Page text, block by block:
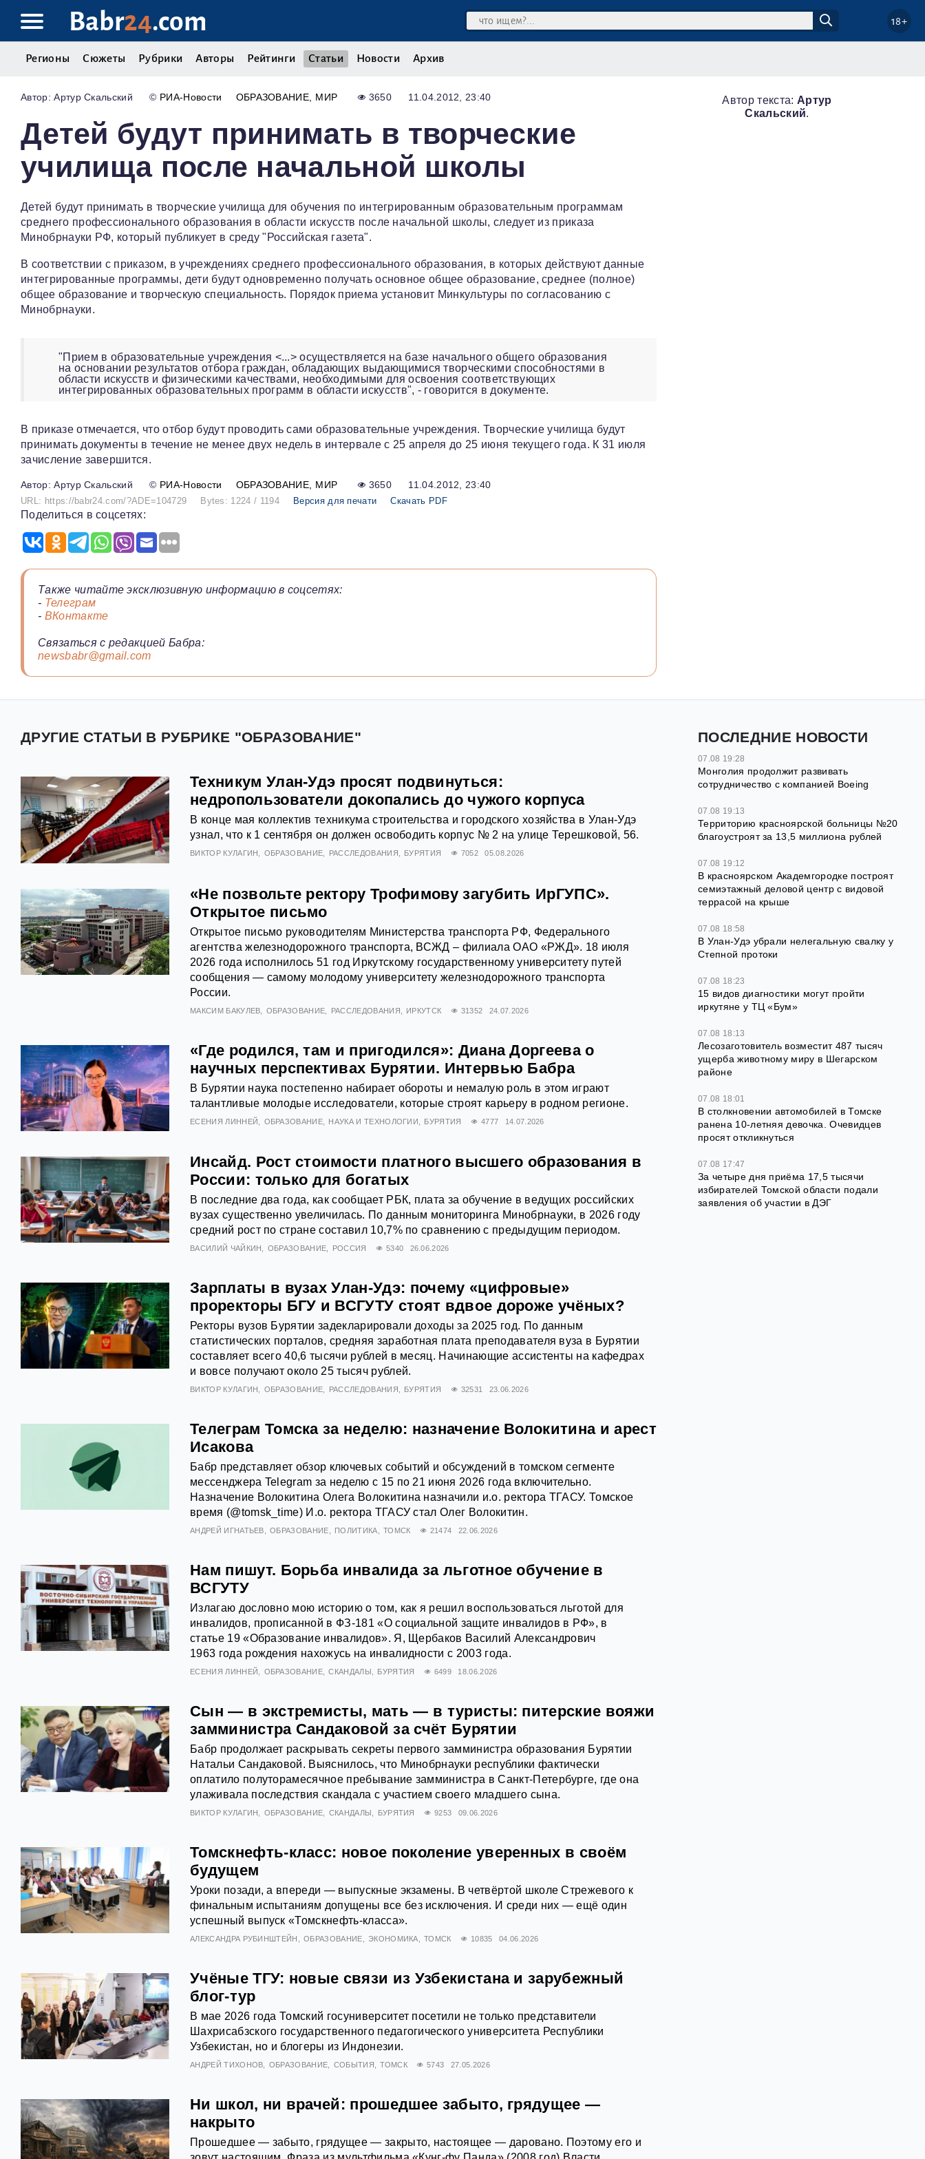
Babr24.com 18+
Регионы Сюжеты Рубрики Авторы Рейтинги Статьи Новости Архив
Артур Скальский © РИА-Новости ОБРАЗОВАНИЕ МИР 3650 11.04.2012, 23:40
Детей будут принимать в творческие
училища после начальной школы
Детей будут принимать в творческие училища для обучения по интегрированным образовательным программам
среднего профессионального образования в области искусств после начальной школы, следует из приказа
Минобрнауки РФ, который публикует в среду "Российская газета".
В соответствии с приказом, в учреждениях среднего профессионального образования, в которых действуют данные
интегрированные программы, дети будут одновременно получать основное общее образование, среднее (полное)
общее образование и творческую специальность. Порядок приема установит Минкультуры по согласованию с
Минобрнауки.
"Прием в образовательные учреждения <...> осуществляется на базе начального общего образования
на основании результатов отбора граждан, обладающих выдающимися творческими способностями в
области искусств и физическими качествами, необходимыми для освоения соответствующих
интегрированных образовательных программ в области искусств", - говорится в документе.
В приказе отмечается, что отбор будут проводить сами образовательные учреждения. Творческие училища будут
принимать документы в течение не менее двух недель в интервале с 25 апреля до 25 июня текущего года. К 31 июля
зачисление завершится.
Артур Скальский © РИА-Новости ОБРАЗОВАНИЕ МИР 3650 11.04.2012, 23:40
URL: https://babr24.com/?ADE=104729 Bytes: 1224 / 1194 Версия для печати Скачать PDF
Поделиться в соцсетях:
Также читайте эксклюзивную информацию в соцсетях:
- Телеграм
- ВКонтакте
Связаться с редакцией Бабра:
newsbabr@gmail.com
Автор текста: Артур
Скальский.
ДРУГИЕ СТАТЬИ В РУБРИКЕ "ОБРАЗОВАНИЕ"
Техникум Улан-Удэ просят подвинуться:
недропользователи докопались до чужого корпуса
В конце мая коллектив техникума строительства и городского хозяйства в Улан-Удэ
узнал, что к 1 сентября он должен освободить корпус № 2 на улице Терешковой, 56.
ВИКТОР КУЛАГИН ОБРАЗОВАНИЕ РАССЛЕДОВАНИЯ БУРЯТИЯ 7052 05.08.2026
«Не позвольте ректору Трофимову загубить ИрГУПС».
Открытое письмо
Открытое письмо руководителям Министерства транспорта РФ, Федерального
агентства железнодорожного транспорта, ВСЖД – филиала ОАО «РЖД». 18 июля
2026 года исполнилось 51 год Иркутскому государственному университету путей
сообщения — самому молодому университету железнодорожного транспорта
России.
МАКСИМ БАКУЛЕВ ОБРАЗОВАНИЕ РАССЛЕДОВАНИЯ ИРКУТСК 31352 24.07.2026
«Где родился, там и пригодился»: Диана Доргеева о
научных перспективах Бурятии. Интервью Бабра
В Бурятии наука постепенно набирает обороты и немалую роль в этом играют
талантливые молодые исследователи, которые строят карьеру в родном регионе.
ЕСЕНИЯ ЛИННЕЙ ОБРАЗОВАНИЕ НАУКА И ТЕХНОЛОГИИ БУРЯТИЯ 4777 14.07.2026
Инсайд. Рост стоимости платного высшего образования в
России: только для богатых
В последние два года, как сообщает РБК, плата за обучение в ведущих российских
вузах существенно увеличилась. По данным мониторинга Минобрнауки, в 2026 году
средний рост по стране составил 10,7% по сравнению с предыдущим периодом.
ВАСИЛИЙ ЧАЙКИН ОБРАЗОВАНИЕ РОССИЯ 5340 26.06.2026
Зарплаты в вузах Улан-Удэ: почему «цифровые»
проректоры БГУ и ВСГУТУ стоят вдвое дороже учёных?
Ректоры вузов Бурятии задекларировали доходы за 2025 год. По данным
статистических порталов, средняя заработная плата преподавателя вуза в Бурятии
составляет всего 40,6 тысячи рублей в месяц. Начинающие ассистенты на кафедрах
и вовсе получают около 25 тысяч рублей.
ВИКТОР КУЛАГИН ОБРАЗОВАНИЕ РАССЛЕДОВАНИЯ БУРЯТИЯ 32531 23.06.2026
Телеграм Томска за неделю: назначение Волокитина и арест
Исакова
Бабр представляет обзор ключевых событий и обсуждений в томском сегменте
мессенджера Telegram за неделю с 15 по 21 июня 2026 года включительно.
Назначение Волокитина Олега Волокитина назначили и.о. ректора ТГАСУ. Томское
время (@tomsk_time) И.о. ректора ТГАСУ стал Олег Волокитин.
АНДРЕЙ ИГНАТЬЕВ ОБРАЗОВАНИЕ ПОЛИТИКА ТОМСК 21474 22.06.2026
Нам пишут. Борьба инвалида за льготное обучение в
ВСГУТУ
Излагаю дословно мою историю о том, как я решил воспользоваться льготой для
инвалидов, прописанной в ФЗ‑181 «О социальной защите инвалидов в РФ», в
статье 19 «Образование инвалидов». Я, Щербаков Василий Александрович
1963 года рождения нахожусь на инвалидности с 2003 года.
ЕСЕНИЯ ЛИННЕЙ ОБРАЗОВАНИЕ СКАНДАЛЫ БУРЯТИЯ 6499 18.06.2026
Сын — в экстремисты, мать — в туристы: питерские вояжи
замминистра Сандаковой за счёт Бурятии
Бабр продолжает раскрывать секреты первого замминистра образования Бурятии
Натальи Сандаковой. Выяснилось, что Минобрнауки республики фактически
оплатило полуторамесячное пребывание замминистра в Санкт-Петербурге, где она
улаживала последствия скандала с участием своего младшего сына.
ВИКТОР КУЛАГИН ОБРАЗОВАНИЕ СКАНДАЛЫ БУРЯТИЯ 9253 09.06.2026
Томскнефть-класс: новое поколение уверенных в своём
будущем
Уроки позади, а впереди — выпускные экзамены. В четвёртой школе Стрежевого к
финальным испытаниям допущены все без исключения. И среди них — ещё один
успешный выпуск «Томскнефть-класса».
АЛЕКСАНДРА РУБИНШТЕЙН ОБРАЗОВАНИЕ ЭКОНОМИКА ТОМСК 10835 04.06.2026
Учёные ТГУ: новые связи из Узбекистана и зарубежный
блог-тур
В мае 2026 года Томский госуниверситет посетили не только представители
Шахрисабзского государственного педагогического университета Республики
Узбекистан, но и блогеры из Индонезии.
АНДРЕЙ ТИХОНОВ ОБРАЗОВАНИЕ СОБЫТИЯ ТОМСК 5743 27.05.2026
Ни школ, ни врачей: прошедшее забыто, грядущее —
накрыто
Прошедшее — забыто, грядущее — закрыто, настоящее — даровано. Поэтому его и
ПОСЛЕДНИЕ НОВОСТИ
07.08 19:28
Монголия продолжит развивать
сотрудничество с компанией Boeing
07.08 19:13
Территорию красноярской больницы №20
благоустроят за 13,5 миллиона рублей
07.08 19:12
В красноярском Академгородке построят
семиэтажный деловой центр с видовой
террасой на крыше
07.08 18:58
В Улан-Удэ убрали нелегальную свалку у
Степной протоки
07.08 18:23
15 видов диагностики могут пройти
иркутяне у ТЦ «Бум»
07.08 18:13
Лесозаготовитель возместит 487 тысяч
ущерба животному миру в Шегарском
районе
07.08 18:01
В столкновении автомобилей в Томске
ранена 10-летняя девочка. Очевидцев
просят откликнуться
07.08 17:47
За четыре дня приёма 17,5 тысячи
избирателей Томской области подали
заявления об участии в ДЭГ